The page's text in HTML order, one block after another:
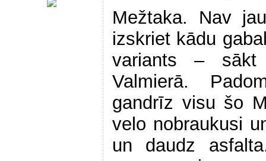
Mežtaka. Nav
izskriet kādu
variants –
Valmierā.
gandrīz visu šo
velo nobraukusi
un daudz